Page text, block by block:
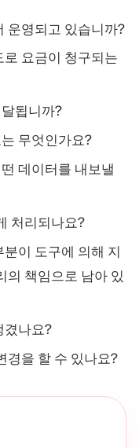
운영되고 있습니까?
요금이 청구되는
됩니까?
무엇인가요?
데이터를 내보낼
처리되나요?
이 도구에 의해 지
의 책임으로 남아 있
겼나요?
경을 할 수 있나요?